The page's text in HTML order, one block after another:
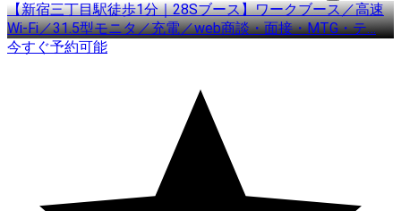
【新宿三丁目駅徒歩1分｜28Sブース】ワークブース／高速
Wi-Fi／31.5型モニタ／充電／web商談・面接・MTG・テ…
今すぐ予約可能